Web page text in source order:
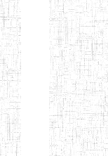
SANTA
PTTC
FULL